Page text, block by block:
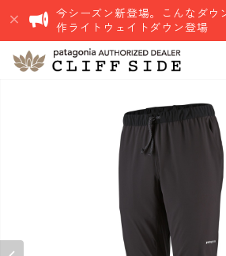
今シーズン新登場。こんなダウ
作ライトウェイトダウン登場